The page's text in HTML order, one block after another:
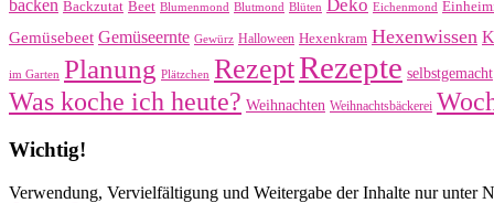
backen Backzutat Beet Blumenmond Blutmond Blüten Deko Eichenmond
Gemüsebeet Gemüseernte Gewürz Halloween Hexenkram Hexenwissen
im Garten Planung Plätzchen RezeptRezepte selbstgemacht
Was koche ich heute? Weihnachten Weihnachtsbäckerei
Wichtig!
Verwendung, Vervielfältigung und Weitergabe der Inhalte nur unter